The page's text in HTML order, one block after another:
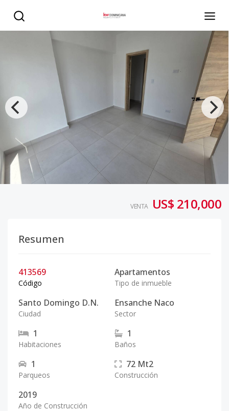
VENTA US$ 210,000
Resumen
413569
Código
Apartamentos
Tipo de inmueble
Santo Domingo D.N.
Ciudad
Ensanche Naco
Sector
1
Habitaciones
1
Baños
1
Parqueos
72 Mt2
Construcción
2019
Año de Construcción